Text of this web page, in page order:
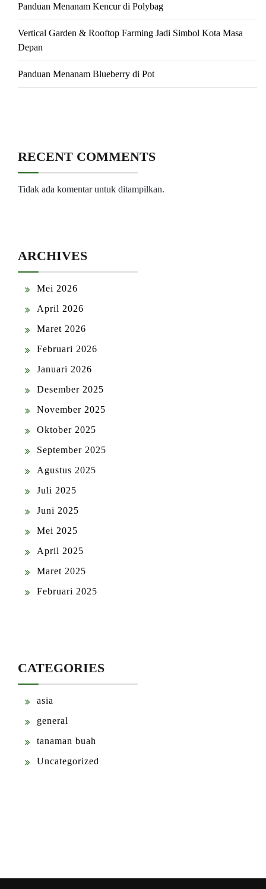
Panduan Menanam Kencur di Polybag
Vertical Garden & Rooftop Farming Jadi Simbol Kota Masa
Depan
Panduan Menanam Blueberry di Pot
RECENT COMMENTS
Tidak ada komentar untuk ditampilkan.
ARCHIVES
Mei 2026
April 2026
Maret 2026
Februari 2026
Januari 2026
Desember 2025
November 2025
Oktober 2025
September 2025
Agustus 2025
Juli 2025
Juni 2025
Mei 2025
April 2025
Maret 2025
Februari 2025
CATEGORIES
asia
general
tanaman buah
Uncategorized